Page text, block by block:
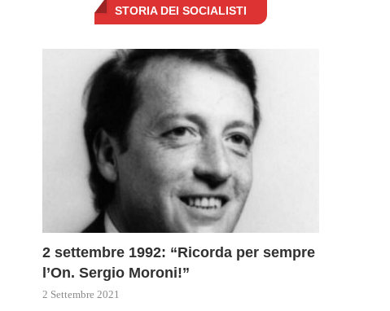
STORIA DEI SOCIALISTI
2 settembre 1992: “Ricorda per sempre
l’On. Sergio Moroni!”
2 Settembre 2021